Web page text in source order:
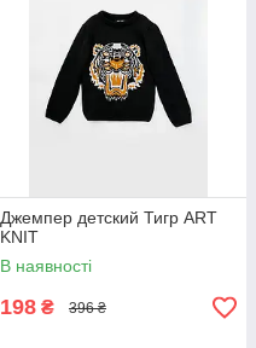
Джемпер детский Тигр ART
KNIT
В наявності
198 ₴ 396 ₴